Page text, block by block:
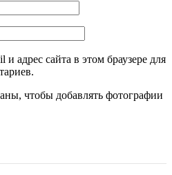
адрес сайта в этом браузере для
чтобы добавлять фотографии